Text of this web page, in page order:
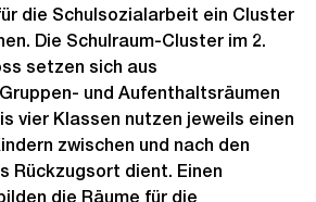
die Schulsozialarbeit ein Cluster
Die Schulraum-Cluster im 2.
setzen sich aus
und Aufenthaltsräumen
vier Klassen nutzen jeweils einen
zwischen und nach den
Rückzugsort dient. Einen
die Räume für die